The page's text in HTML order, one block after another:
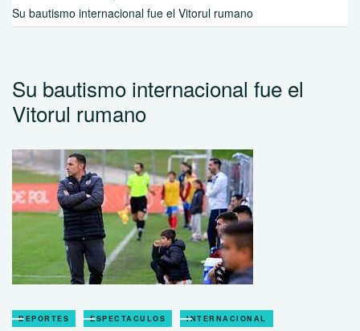
Su bautismo internacional fue el Vitorul rumano
Su bautismo internacional fue el
Vitorul rumano
DEPORTES ESPECTACULOS INTERNACIONAL